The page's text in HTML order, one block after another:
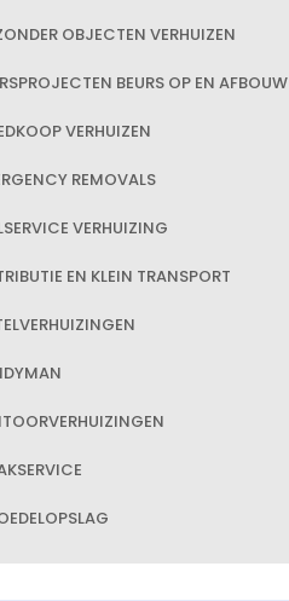
OBJECTEN VERHUIZEN
BEURS OP EN AFBOUW
VERHUIZEN
REMOVALS
VERHUIZING
EN KLEIN TRANSPORT